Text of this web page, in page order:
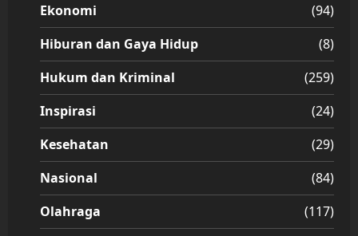
Ekonomi
(94)
Hiburan dan Gaya Hidup
(8)
Hukum dan Kriminal
(259)
Inspirasi
(24)
Kesehatan
(29)
Nasional
(84)
Olahraga
(117)